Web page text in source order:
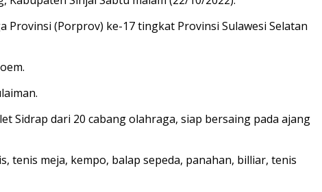
Provinsi (Porprov) ke-17 tingkat Provinsi Sulawesi Selatan
Sidrap dari 20 cabang olahraga, siap bersaing pada ajang
meja, kempo, balap sepeda, panahan, billiar, tenis